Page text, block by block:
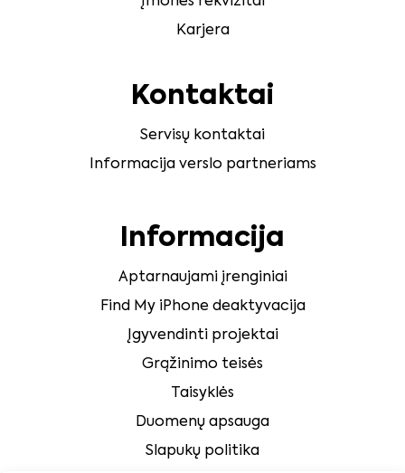
Karjera
Kontaktai
Servisų kontaktai
Informacija verslo partneriams
Informacija
Aptarnaujami įrenginiai
Find My iPhone deaktyvacija
Įgyvendinti projektai
Grąžinimo teisės
Taisyklės
Duomenų apsauga
Slapukų politika